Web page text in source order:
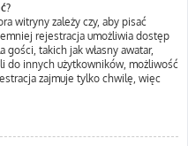
witryny zależy czy, aby pisać
rejestracja umożliwia dostęp
takich jak własny awatar,
do innych użytkowników, możliwość
zajmuje tylko chwilę, więc